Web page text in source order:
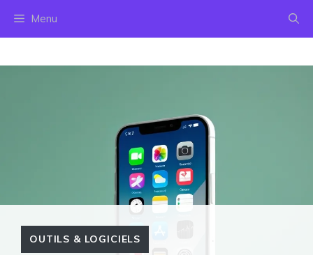
Menu
OUTILS & LOGICIELS